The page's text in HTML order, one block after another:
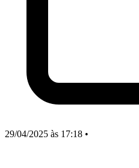
29/04/2025 às 17:18 •